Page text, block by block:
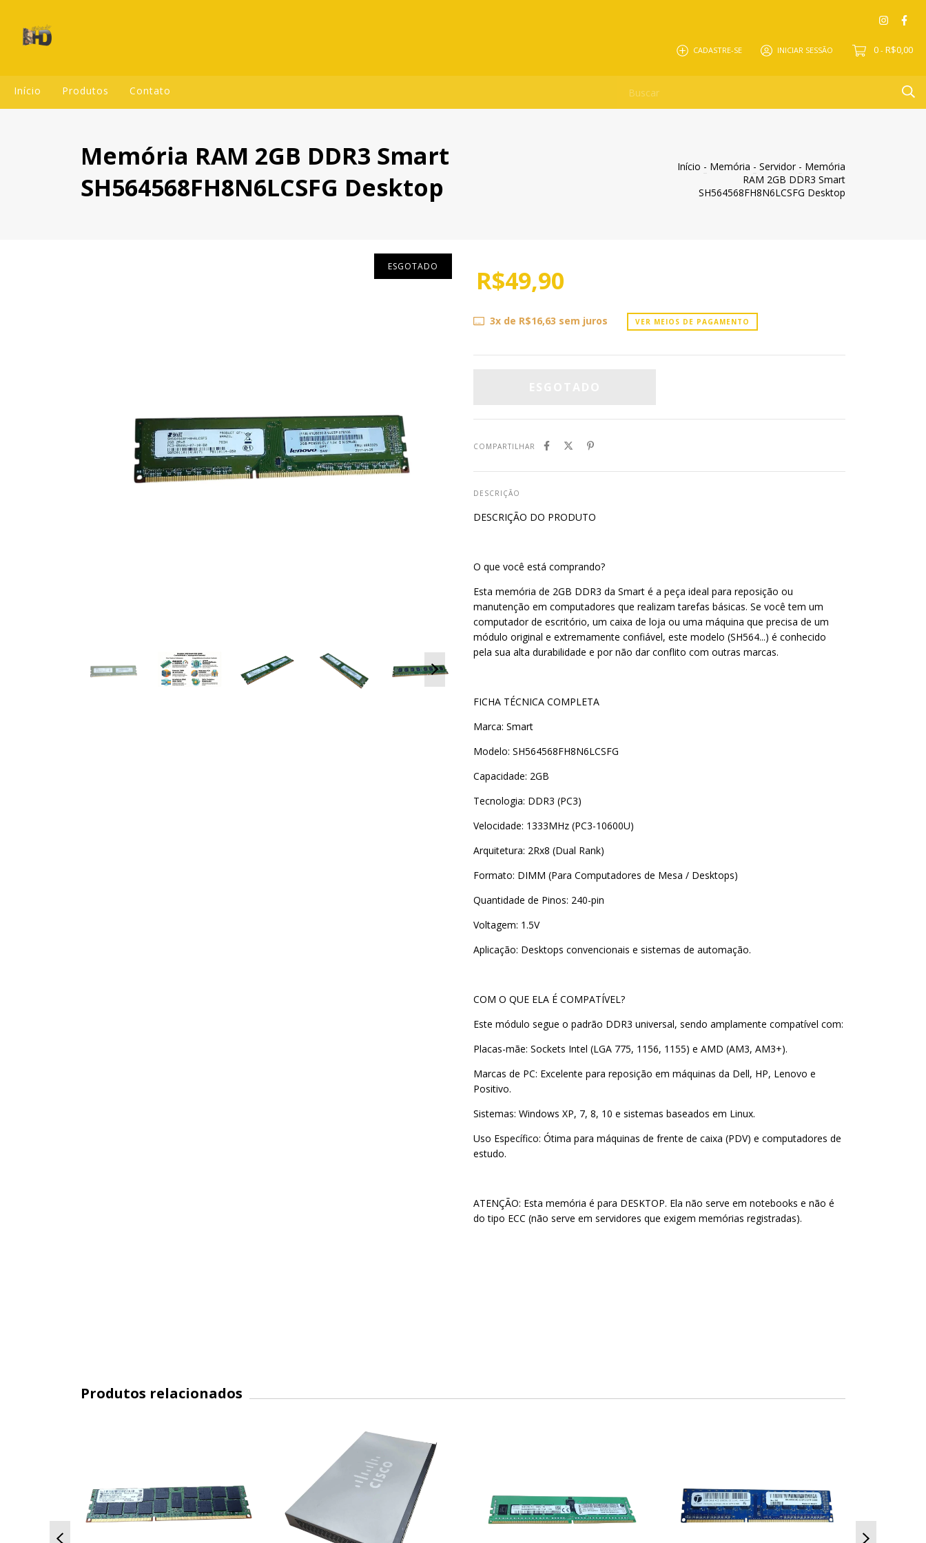
CADASTRE-SE INICIAR SESSÃO 0 - R$0,00
Início Produtos Contato
Memória RAM 2GB DDR3 Smart
SH564568FH8N6LCSFG Desktop
Início - Memória - Servidor - Memória
RAM 2GB DDR3 Smart
SH564568FH8N6LCSFG Desktop
ESGOTADO R$49,90
3x de R$16,63 sem juros VER MEIOS DE PAGAMENTO
COMPARTILHAR
DESCRIÇÃO
DESCRIÇÃO DO PRODUTO
O que você está comprando?
Esta memória de 2GB DDR3 da Smart é a peça ideal para reposição ou
manutenção em computadores que realizam tarefas básicas. Se você tem um
computador de escritório, um caixa de loja ou uma máquina que precisa de um
módulo original e extremamente confiável, este modelo (SH564...) é conhecido
pela sua alta durabilidade e por não dar conflito com outras marcas.
FICHA TÉCNICA COMPLETA
Marca: Smart
Modelo: SH564568FH8N6LCSFG
Capacidade: 2GB
Tecnologia: DDR3 (PC3)
Velocidade: 1333MHz (PC3-10600U)
Arquitetura: 2Rx8 (Dual Rank)
Formato: DIMM (Para Computadores de Mesa / Desktops)
Quantidade de Pinos: 240-pin
Voltagem: 1.5V
Aplicação: Desktops convencionais e sistemas de automação.
COM O QUE ELA É COMPATÍVEL?
Este módulo segue o padrão DDR3 universal, sendo amplamente compatível com:
Placas-mãe: Sockets Intel (LGA 775, 1156, 1155) e AMD (AM3, AM3+).
Marcas de PC: Excelente para reposição em máquinas da Dell, HP, Lenovo e
Positivo.
Sistemas: Windows XP, 7, 8, 10 e sistemas baseados em Linux.
Uso Específico: Ótima para máquinas de frente de caixa (PDV) e computadores de
estudo.
ATENÇÃO: Esta memória é para DESKTOP. Ela não serve em notebooks e não é
do tipo ECC (não serve em servidores que exigem memórias registradas).
Produtos relacionados